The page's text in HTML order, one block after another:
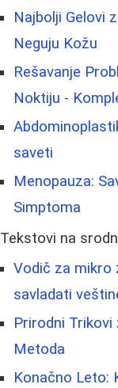
Najbolji Gelovi
Neguju Kožu
Rešavanje
Noktiju -
saveti
Menopauza:
Simptoma
Tekstovi na
Vodič za mikro
savladati
Prirodni
Metoda
Konačno Leto: